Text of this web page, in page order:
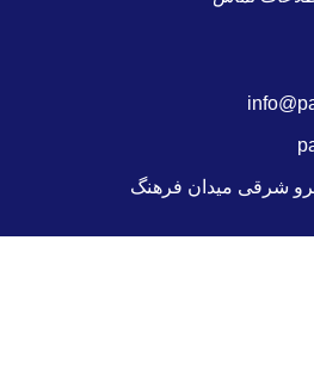
شرقی میدان فرهنگ